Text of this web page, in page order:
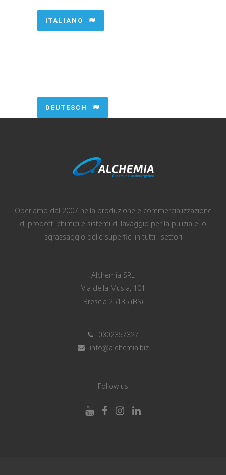
ITALIANO
DEUTESCH
Operiamo dal 2007 nella produzione e commercializzazione
di prodotti chimici e sistemi di lavaggio per la pulizia e lo
sgrassaggio delle superfici in tutti i settori
Alchemia SRL
Via della Musia, 101
Brescia 25135 (BS)
0302357327
info@alchemia.biz
Follow us